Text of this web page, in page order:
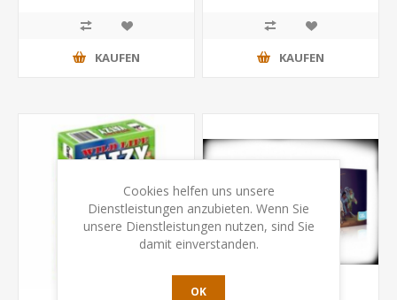
KAUFEN KAUFEN
Cookies helfen uns unsere
Dienstleistungen anzubieten. Wenn Sie
unsere Dienstleistungen nutzen, sind Sie
damit einverstanden.
OK